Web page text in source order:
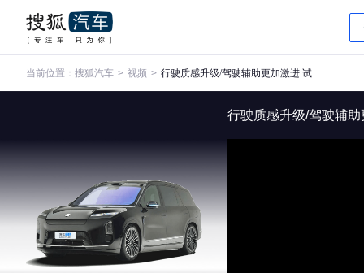
当前位置： 搜狐汽车 > 视频 > 行驶质感升级/驾驶辅助更加激进 试驾体验蔚来全新ES8
行驶质感升级/驾驶辅